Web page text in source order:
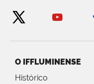
O IFFLUMINENSE
Histórico